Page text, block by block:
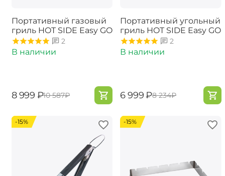
Портативный газовый
гриль ​HOT SIDE Easy GO
2
В наличии
‍8 999‍ ₽‍10 587‍₽
Портативный угольный
гриль HOT SIDE Easy GO
2
В наличии
‍6 999‍₽‍8 234‍₽
-15% -15%